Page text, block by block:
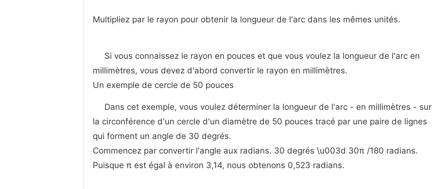
Multipliez par le rayon pour obtenir la longueur de l'arc dans les mêmes unités.
Si vous connaissez le rayon en pouces et que vous voulez la longueur de l'arc en
millimètres, vous devez d'abord convertir le rayon en millimètres.
Un exemple de cercle de 50 pouces
Dans cet exemple, vous voulez déterminer la longueur de l'arc - en millimètres - sur
la circonférence d'un cercle d'un diamètre de 50 pouces tracé par une paire de lignes
qui forment un angle de 30 degrés.
Commencez par convertir l'angle aux radians. 30 degrés \u003d 30π /180 radians.
Puisque π est égal à environ 3,14, nous obtenons 0,523 radians.